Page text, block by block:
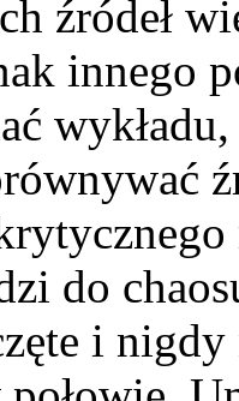
źródeł
innego
do
i